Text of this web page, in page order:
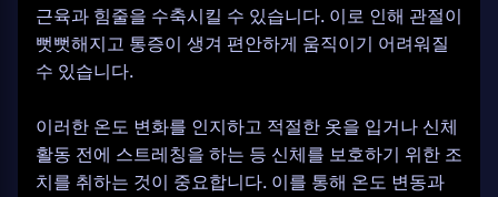
근육과 힘줄을 수축시킬 수 있습니다. 이로 인해 관절이
뻣뻣해지고 통증이 생겨 편안하게 움직이기 어려워질
수 있습니다.
이러한 온도 변화를 인지하고 적절한 옷을 입거나 신체
활동 전에 스트레칭을 하는 등 신체를 보호하기 위한 조
치를 취하는 것이 중요합니다. 이를 통해 온도 변동과